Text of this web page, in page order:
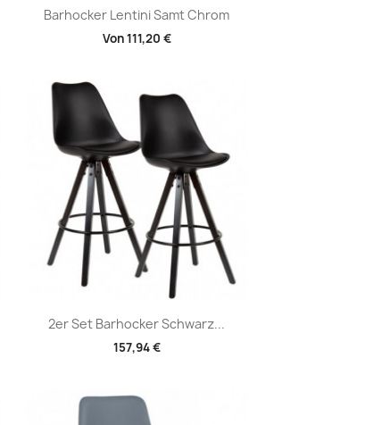
Barhocker Lentini Samt Chrom
Von111,20 €
Vorschau
2er Set Barhocker Schwarz...
157,94 €
Vorschau